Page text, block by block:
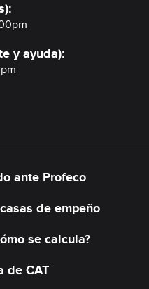
y ayuda):
ante Profeco
de empeño
se calcula?
de CAT